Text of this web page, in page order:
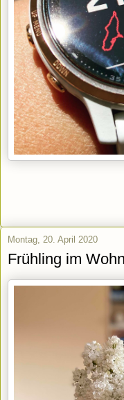
Montag, 20. April 2020
Frühling im